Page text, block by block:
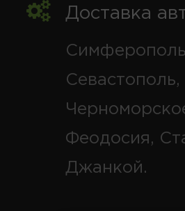
Доставка
Феодосия,
Джанкой.